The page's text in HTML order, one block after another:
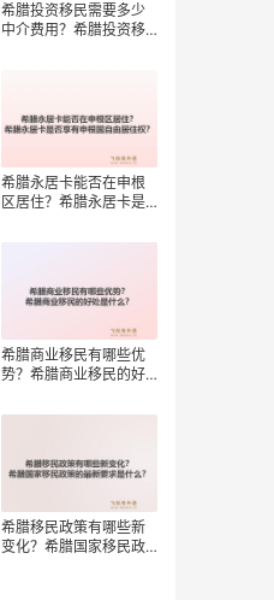
希腊投资移民需要多少
中介费用？希腊投资移
希腊永居卡能否在申根
区居住？希腊永居卡是
希腊商业移民有哪些优
势？希腊商业移民的好
希腊移民政策有哪些新
变化？希腊国家移民政